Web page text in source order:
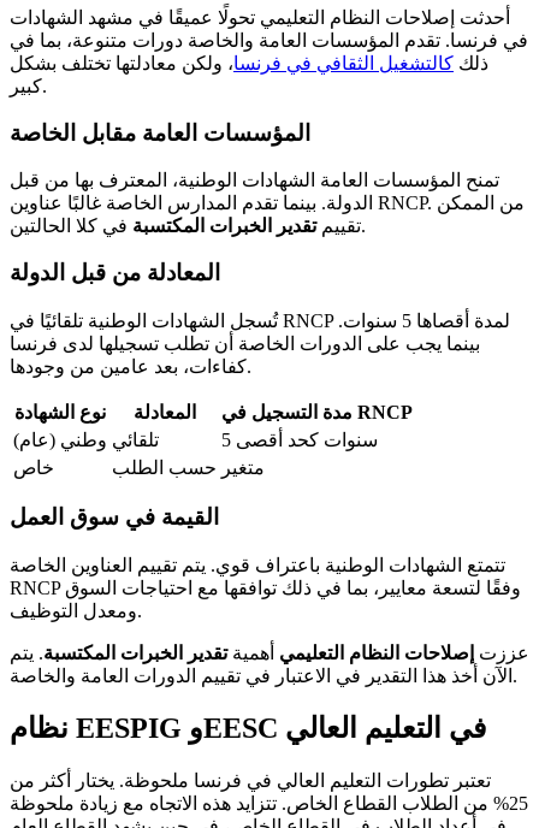
أحدثت إصلاحات النظام التعليمي تحولًا عميقًا في مشهد الشهادات
في فرنسا. تقدم المؤسسات العامة والخاصة دورات متنوعة، بما في
ذلك كالتشغيل الثقافي في فرنسا، ولكن معادلتها تختلف بشكل
كبير.
المؤسسات العامة مقابل الخاصة
تمنح المؤسسات العامة الشهادات الوطنية، المعترف بها من قبل
الدولة. بينما تقدم المدارس الخاصة غالبًا عناوين RNCP. من الممكن
تقييمتقدير الخبرات المكتسبة في كلا الحالتين.
المعادلة من قبل الدولة
تُسجل الشهادات الوطنية تلقائيًا في RNCP لمدة أقصاها 5 سنوات.
بينما يجب على الدورات الخاصة أن تطلب تسجيلها لدى فرنسا
كفاءات، بعد عامين من وجودها.
نوع الشهادة المعادلة
مدة التسجيل في RNCP
وطني (عام) تلقائي
5 سنوات كحد أقصى
خاص
حسب الطلب متغير
القيمة في سوق العمل
تتمتع الشهادات الوطنية باعتراف قوي. يتم تقييم العناوين الخاصة
RNCP وفقًا لتسعة معايير، بما في ذلك توافقها مع احتياجات السوق
ومعدل التوظيف.
عززت إصلاحات النظام التعليمي أهميةتقدير الخبرات المكتسبة. يتم
الآن أخذ هذا التقدير في الاعتبار في تقييم الدورات العامة والخاصة.
نظام EESPIG وEESC في التعليم العالي
تعتبر تطورات التعليم العالي في فرنسا ملحوظة. يختار أكثر من
25% من الطلاب القطاع الخاص. تتزايد هذه الاتجاه مع زيادة ملحوظة